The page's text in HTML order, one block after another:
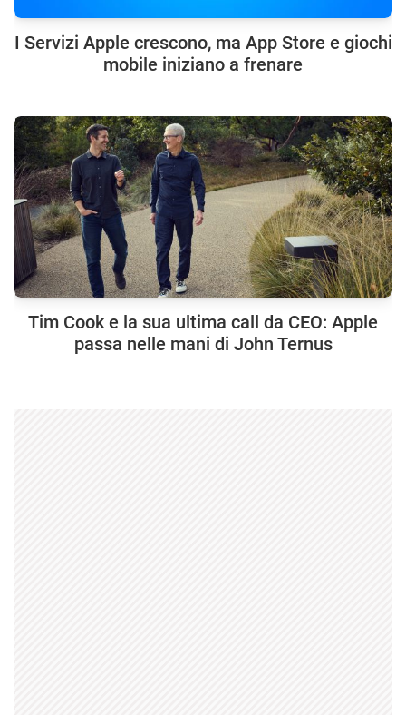
I Servizi Apple crescono, ma App Store e giochi
mobile iniziano a frenare
Tim Cook e la sua ultima call da CEO: Apple
passa nelle mani di John Ternus